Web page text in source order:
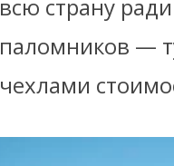
всю страну
паломников —
чехлами